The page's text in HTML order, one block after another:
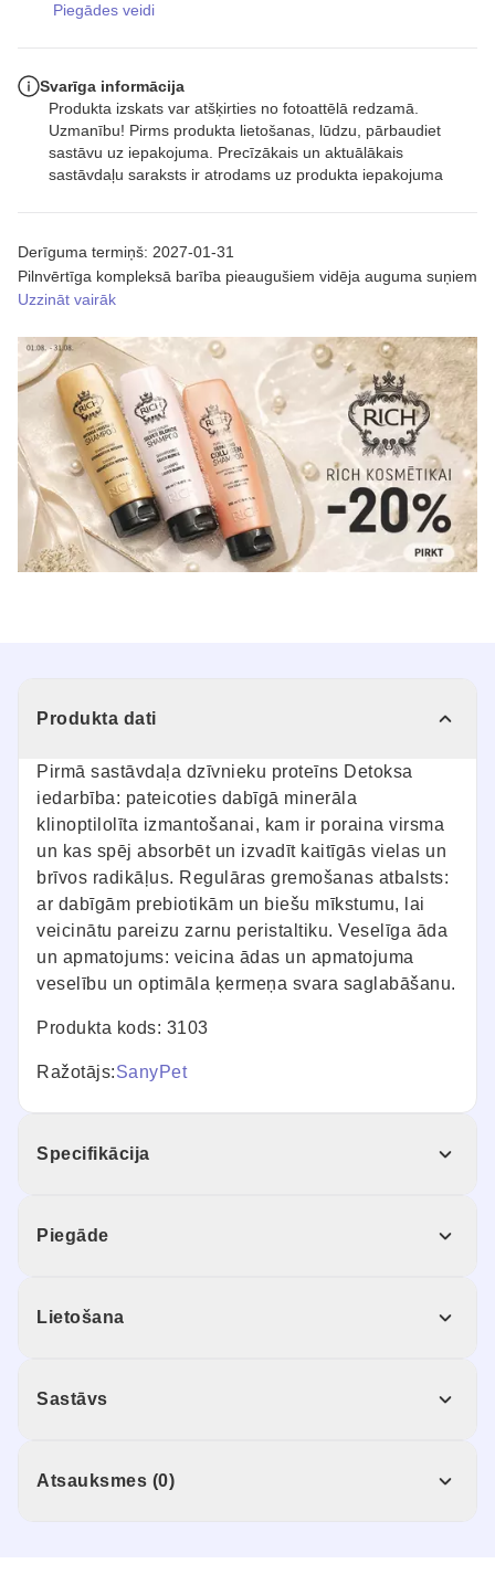
Piegādes veidi
Derīguma termiņš: 2027-01-31
Pilnvērtīga kompleksā barība pieaugušiem vidēja auguma suņiem
Uzzināt vairāk
Svarīga informācija
Produkta izskats var atšķirties no fotoattēlā redzamā.
Uzmanību! Pirms produkta lietošanas, lūdzu, pārbaudiet
sastāvu uz iepakojuma. Precīzākais un aktuālākais
sastāvdaļu saraksts ir atrodams uz produkta iepakojuma
Produkta dati
Pirmā sastāvdaļa dzīvnieku proteīns Detoksa
iedarbība: pateicoties dabīgā minerāla
klinoptilolīta izmantošanai, kam ir poraina virsma
un kas spēj absorbēt un izvadīt kaitīgās vielas un
brīvos radikāļus. Regulāras gremošanas atbalsts:
ar dabīgām prebiotikām un biešu mīkstumu, lai
veicinātu pareizu zarnu peristaltiku. Veselīga āda
un apmatojums: veicina ādas un apmatojuma
veselību un optimāla ķermeņa svara saglabāšanu.
Produkta kods: 3103
Ražotājs:SanyPet
Specifikācija
Piegāde
Lietošana
Sastāvs
Atsauksmes (0)